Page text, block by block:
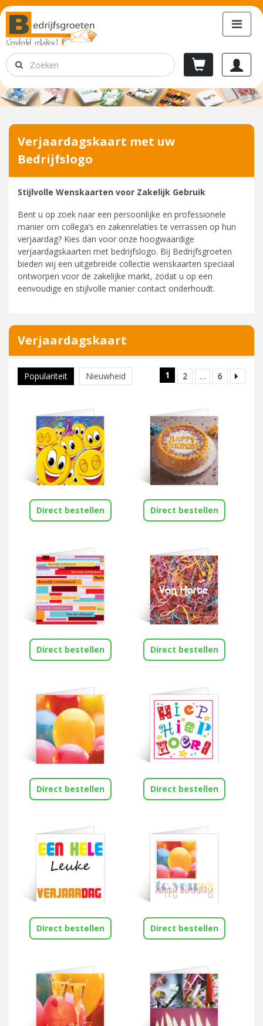
Verjaardagskaart met uw
Bedrijfslogo
Stijlvolle Wenskaarten voor Zakelijk Gebruik
Bent u op zoek naar een persoonlijke en professionele
manier om collega’s en zakenrelaties te verrassen op hun
verjaardag? Kies dan voor onze hoogwaardige
verjaardagskaarten met bedrijfslogo. Bij Bedrijfsgroeten
bieden wij een uitgebreide collectie wenskaarten speciaal
ontworpen voor de zakelijke markt, zodat u op een
eenvoudige en stijlvolle manier contact onderhoudt.
Verjaardagskaart
Populariteit Nieuwheid 1 2 … 6
Direct bestellen Direct bestellen
Direct bestellen Direct bestellen
Direct bestellen Direct bestellen
Direct bestellen Direct bestellen